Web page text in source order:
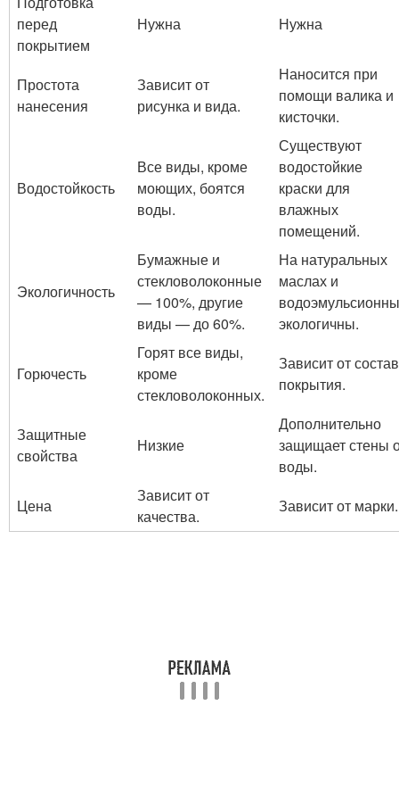
перед
покрытием
Нужна Нужна
Простота
нанесения
Зависит от
рисунка и вида.
Наносится при
помощи валика и
кисточки.
Водостойкость
Все виды, кроме
моющих, боятся
воды.
Существуют
водостойкие
краски для
влажных
помещений.
Экологичность
Бумажные и
стекловолоконные
— 100%, другие
виды — до 60%.
На натуральных
маслах и
экологичны.
Горючесть
Горят все виды,
кроме
стекловолоконных.
Зависит от
покрытия.
Защитные
свойства
Низкие
Дополнительно
защищает стены
воды.
Цена
Зависит от
качества.
Зависит от марки.